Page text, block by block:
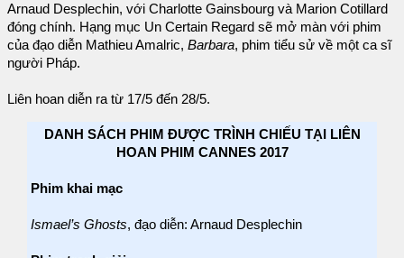
Arnaud Desplechin, với Charlotte Gainsbourg và Marion Cotillard
đóng chính. Hạng mục Un Certain Regard sẽ mở màn với phim
của đạo diễn Mathieu Amalric, Barbara, phim tiểu sử về một ca sĩ
người Pháp.
Liên hoan diễn ra từ 17/5 đến 28/5.
DANH SÁCH PHIM ĐƯỢC TRÌNH CHIẾU TẠI LIÊN
HOAN PHIM CANNES 2017
Phim khai mạc
Ismael’s Ghosts, đạo diễn: Arnaud Desplechin